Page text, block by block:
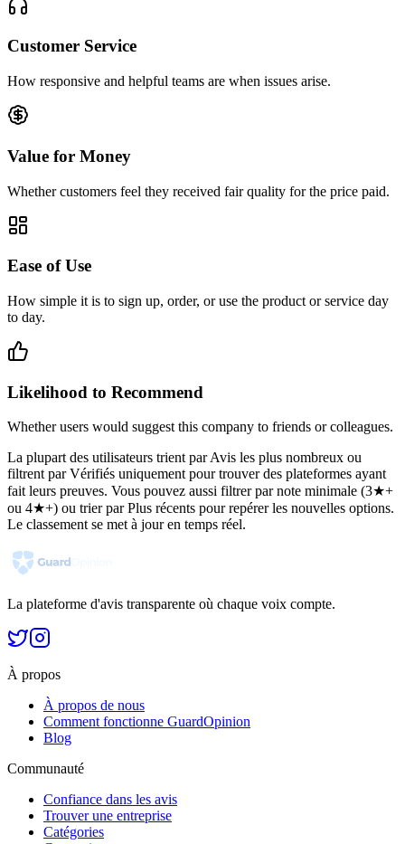
Customer Service
How responsive and helpful teams are when issues arise.
Value for Money
Whether customers feel they received fair quality for the price paid.
Ease of Use
How simple it is to sign up, order, or use the product or service day
to day.
Likelihood to Recommend
Whether users would suggest this company to friends or colleagues.
La plupart des utilisateurs trient par Avis les plus nombreux ou
filtrent par Vérifiés uniquement pour trouver des plateformes ayant
fait leurs preuves. Vous pouvez aussi filtrer par note minimale (3★+
ou 4★+) ou trier par Plus récents pour repérer les nouvelles options.
Le classement se met à jour en temps réel.
La plateforme d'avis transparente où chaque voix compte.
À propos
À propos de nous
Comment fonctionne GuardOpinion
Blog
Communauté
Confiance dans les avis
Trouver une entreprise
Catégories